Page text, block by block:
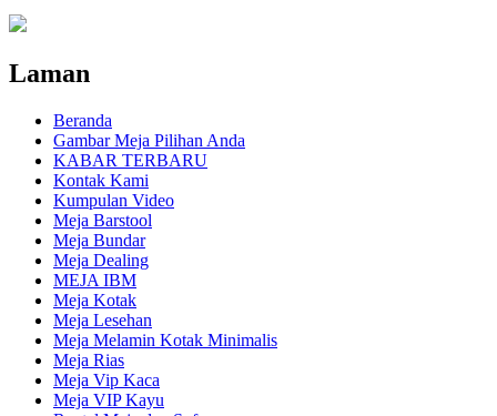
Laman
Beranda
Gambar Meja Pilihan Anda
KABAR TERBARU
Kontak Kami
Kumpulan Video
Meja Barstool
Meja Bundar
Meja Dealing
MEJA IBM
Meja Kotak
Meja Lesehan
Meja Melamin Kotak Minimalis
Meja Rias
Meja Vip Kaca
Meja VIP Kayu